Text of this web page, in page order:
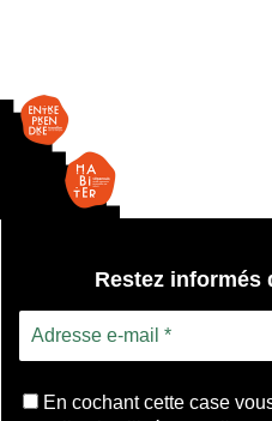
Restez informés
En cochant cette case